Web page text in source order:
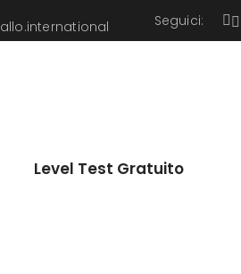
Seguici:
Level Test Gratuito